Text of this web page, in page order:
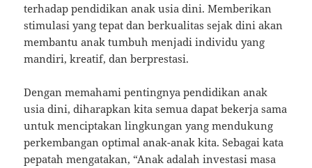
terhadap pendidikan anak usia dini. Memberikan
stimulasi yang tepat dan berkualitas sejak dini akan
membantu anak tumbuh menjadi individu yang
mandiri, kreatif, dan berprestasi.
Dengan memahami pentingnya pendidikan anak
usia dini, diharapkan kita semua dapat bekerja sama
untuk menciptakan lingkungan yang mendukung
perkembangan optimal anak-anak kita. Sebagai kata
pepatah mengatakan, “Anak adalah investasi masa